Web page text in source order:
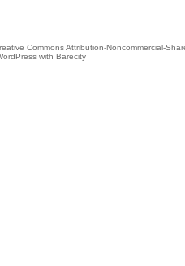
Commons Attribution-Noncommercial-
with Barecity